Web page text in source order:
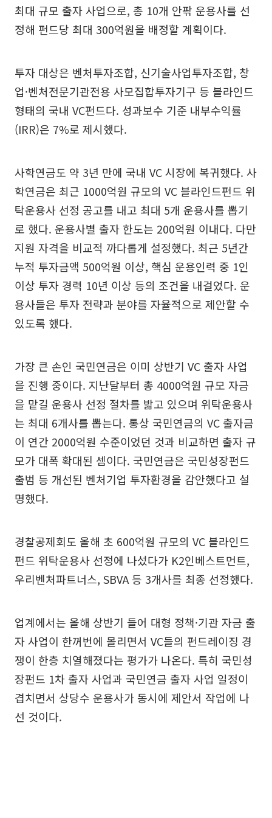
최대 규모 출자 사업으로, 총 10개 안팎 운용사를 선
정해 펀드당 최대 300억원을 배정할 계획이다.
투자 대상은 벤처투자조합, 신기술사업투자조합, 창
업·벤처전문기관전용 사모집합투자기구 등 블라인드
형태의 국내 VC펀드다. 성과보수 기준 내부수익률
(IRR)은 7%로 제시했다.
사학연금도 약 3년 만에 국내 VC 시장에 복귀했다. 사
학연금은 최근 1000억원 규모의 VC 블라인드펀드 위
탁운용사 선정 공고를 내고 최대 5개 운용사를 뽑기
로 했다. 운용사별 출자 한도는 200억원 이내다. 다만
지원 자격을 비교적 까다롭게 설정했다. 최근 5년간
누적 투자금액 500억원 이상, 핵심 운용인력 중 1인
이상 투자 경력 10년 이상 등의 조건을 내걸었다. 운
용사들은 투자 전략과 분야를 자율적으로 제안할 수
있도록 했다.
가장 큰 손인 국민연금은 이미 상반기 VC 출자 사업
을 진행 중이다. 지난달부터 총 4000억원 규모 자금
을 맡길 운용사 선정 절차를 밟고 있으며 위탁운용사
는 최대 6개사를 뽑는다. 통상 국민연금의 VC 출자금
이 연간 2000억원 수준이었던 것과 비교하면 출자 규
모가 대폭 확대된 셈이다. 국민연금은 국민성장펀드
출범 등 개선된 벤처기업 투자환경을 감안했다고 설
명했다.
경찰공제회도 올해 초 600억원 규모의 VC 블라인드
펀드 위탁운용사 선정에 나섰다가 K2인베스트먼트,
우리벤처파트너스, SBVA 등 3개사를 최종 선정했다.
업계에서는 올해 상반기 들어 대형 정책·기관 자금 출
자 사업이 한꺼번에 몰리면서 VC들의 펀드레이징 경
쟁이 한층 치열해졌다는 평가가 나온다. 특히 국민성
장펀드 1차 출자 사업과 국민연금 출자 사업 일정이
겹치면서 상당수 운용사가 동시에 제안서 작업에 나
선 것이다.